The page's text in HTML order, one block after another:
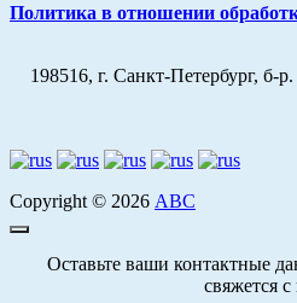
Политика в отношении
198516, г. Санкт-Петербург, б-
Copyright © 2026 АВС
Оставьте ваши контактные
свяжется